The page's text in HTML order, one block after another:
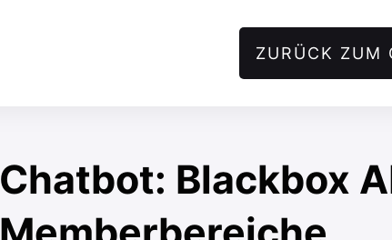
ZURÜCK ZUM
Chatbot: Blackbox